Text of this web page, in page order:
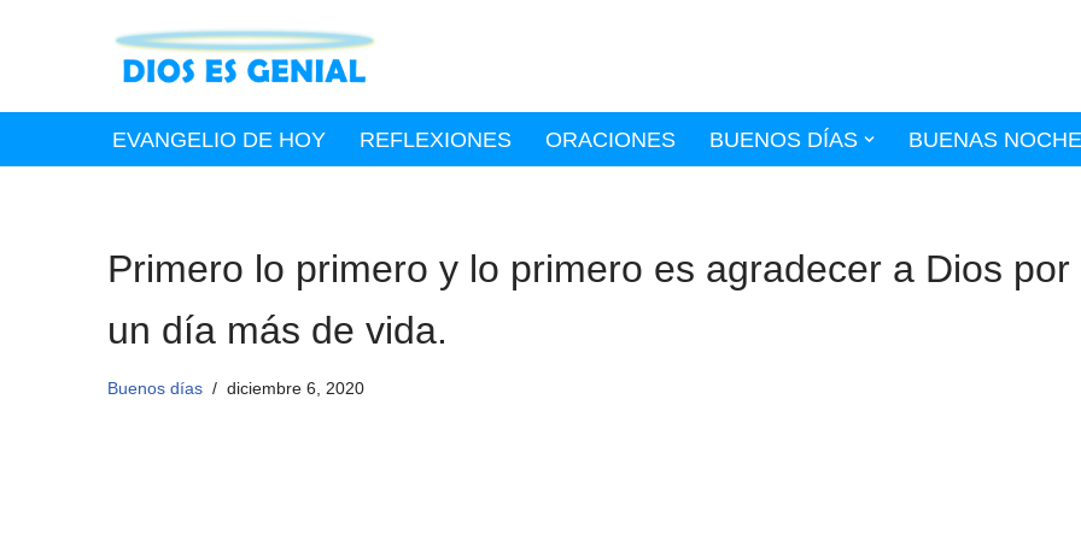
EVANGELIO DE HOY REFLEXIONES ORACIONES BUENOS DÍAS BUENAS
Primero lo primero y lo primero es agradecer a Dios por
un día más de vida.
Buenos días diciembre 6, 2020